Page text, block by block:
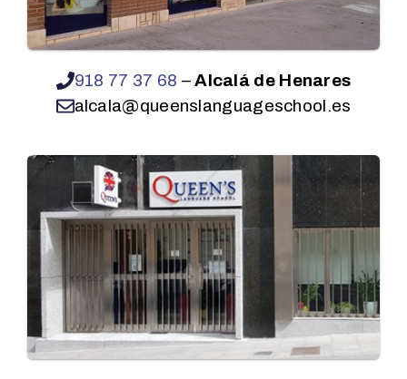
918 77 37 68 –Alcalá de Henares
alcala@queenslanguageschool.es